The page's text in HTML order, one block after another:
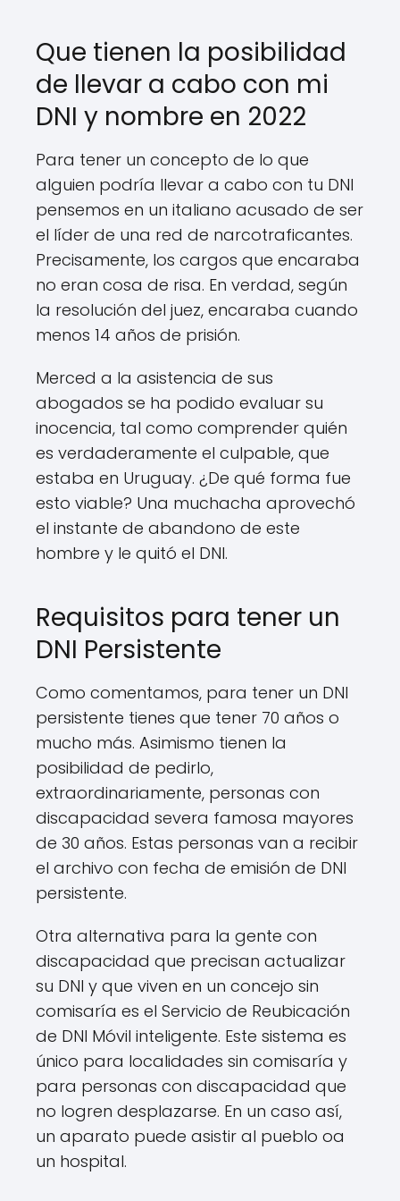
Que tienen la posibilidad
de llevar a cabo con mi
DNI y nombre en 2022
Para tener un concepto de lo que
alguien podría llevar a cabo con tu DNI
pensemos en un italiano acusado de ser
el líder de una red de narcotraficantes.
Precisamente, los cargos que encaraba
no eran cosa de risa. En verdad, según
la resolución del juez, encaraba cuando
menos 14 años de prisión.
Merced a la asistencia de sus
abogados se ha podido evaluar su
inocencia, tal como comprender quién
es verdaderamente el culpable, que
estaba en Uruguay. ¿De qué forma fue
esto viable? Una muchacha aprovechó
el instante de abandono de este
hombre y le quitó el DNI.
Requisitos para tener un
DNI Persistente
Como comentamos, para tener un DNI
persistente tienes que tener 70 años o
mucho más. Asimismo tienen la
posibilidad de pedirlo,
extraordinariamente, personas con
discapacidad severa famosa mayores
de 30 años. Estas personas van a recibir
el archivo con fecha de emisión de DNI
persistente.
Otra alternativa para la gente con
discapacidad que precisan actualizar
su DNI y que viven en un concejo sin
comisaría es el Servicio de Reubicación
de DNI Móvil inteligente. Este sistema es
único para localidades sin comisaría y
para personas con discapacidad que
no logren desplazarse. En un caso así,
un aparato puede asistir al pueblo oa
un hospital.